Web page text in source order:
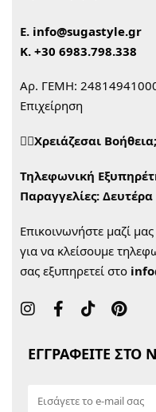
Ε. info@sugastyle.gr
Κ. +30 6983.798.338
Αρ. ΓΕΜΗ: 24814941000
Επιχείρηση
🙋‍♀️Χρειάζεσαι Βοήθεια;
Τηλεφωνική
Παραγγελίες: Δευτέρα
Επικοινωνήστε μαζί
για να κλείσουμε
σας εξυπηρετεί στο
ΕΓΓΡΑΦΕΙΤΕ ΣΤΟ